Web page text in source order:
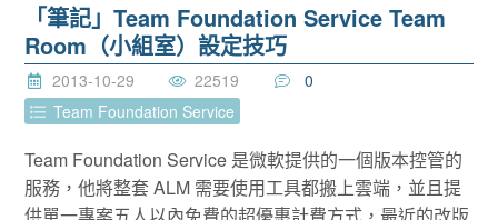
「筆記」Team Foundation Service Team
Room（小組室）設定技巧
2013-10-29 22519
0
Team Foundation Service
Team Foundation Service 是微軟提供的一個版本控管的
服務，他將整套 ALM 需要使用工具都搬上雲端，並且提